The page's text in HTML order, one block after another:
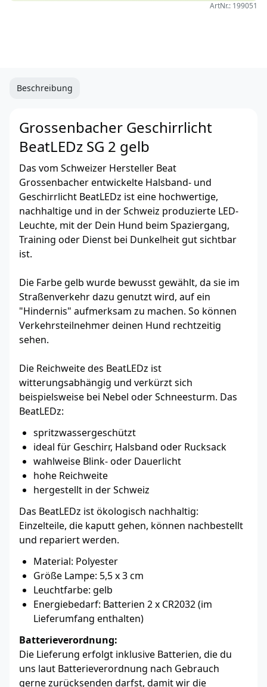
ArtNr.: 199051
Beschreibung
Grossenbacher Geschirrlicht
BeatLEDz SG 2 gelb
Das vom Schweizer Hersteller Beat
Grossenbacher entwickelte Halsband- und
Geschirrlicht BeatLEDz ist eine hochwertige,
nachhaltige und in der Schweiz produzierte LED-
Leuchte, mit der Dein Hund beim Spaziergang,
Training oder Dienst bei Dunkelheit gut sichtbar
ist.
Die Farbe gelb wurde bewusst gewählt, da sie im
Straßenverkehr dazu genutzt wird, auf ein
"Hindernis" aufmerksam zu machen. So können
Verkehrsteilnehmer deinen Hund rechtzeitig
sehen.
Die Reichweite des BeatLEDz ist
witterungsabhängig und verkürzt sich
beispielsweise bei Nebel oder Schneesturm. Das
BeatLEDz:
spritzwassergeschützt
ideal für Geschirr, Halsband oder Rucksack
wahlweise Blink- oder Dauerlicht
hohe Reichweite
hergestellt in der Schweiz
Das BeatLEDz ist ökologisch nachhaltig:
Einzelteile, die kaputt gehen, können nachbestellt
und repariert werden.
Material: Polyester
Größe Lampe: 5,5 x 3 cm
Leuchtfarbe: gelb
Energiebedarf: Batterien 2 x CR2032 (im
Lieferumfang enthalten)
Batterieverordnung:
Die Lieferung erfolgt inklusive Batterien, die du
uns laut Batterieverordnung nach Gebrauch
gerne zurücksenden darfst, damit wir die